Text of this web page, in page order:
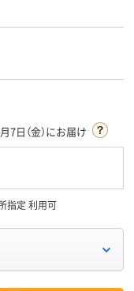
7日（金）にお届け
指定 利用可